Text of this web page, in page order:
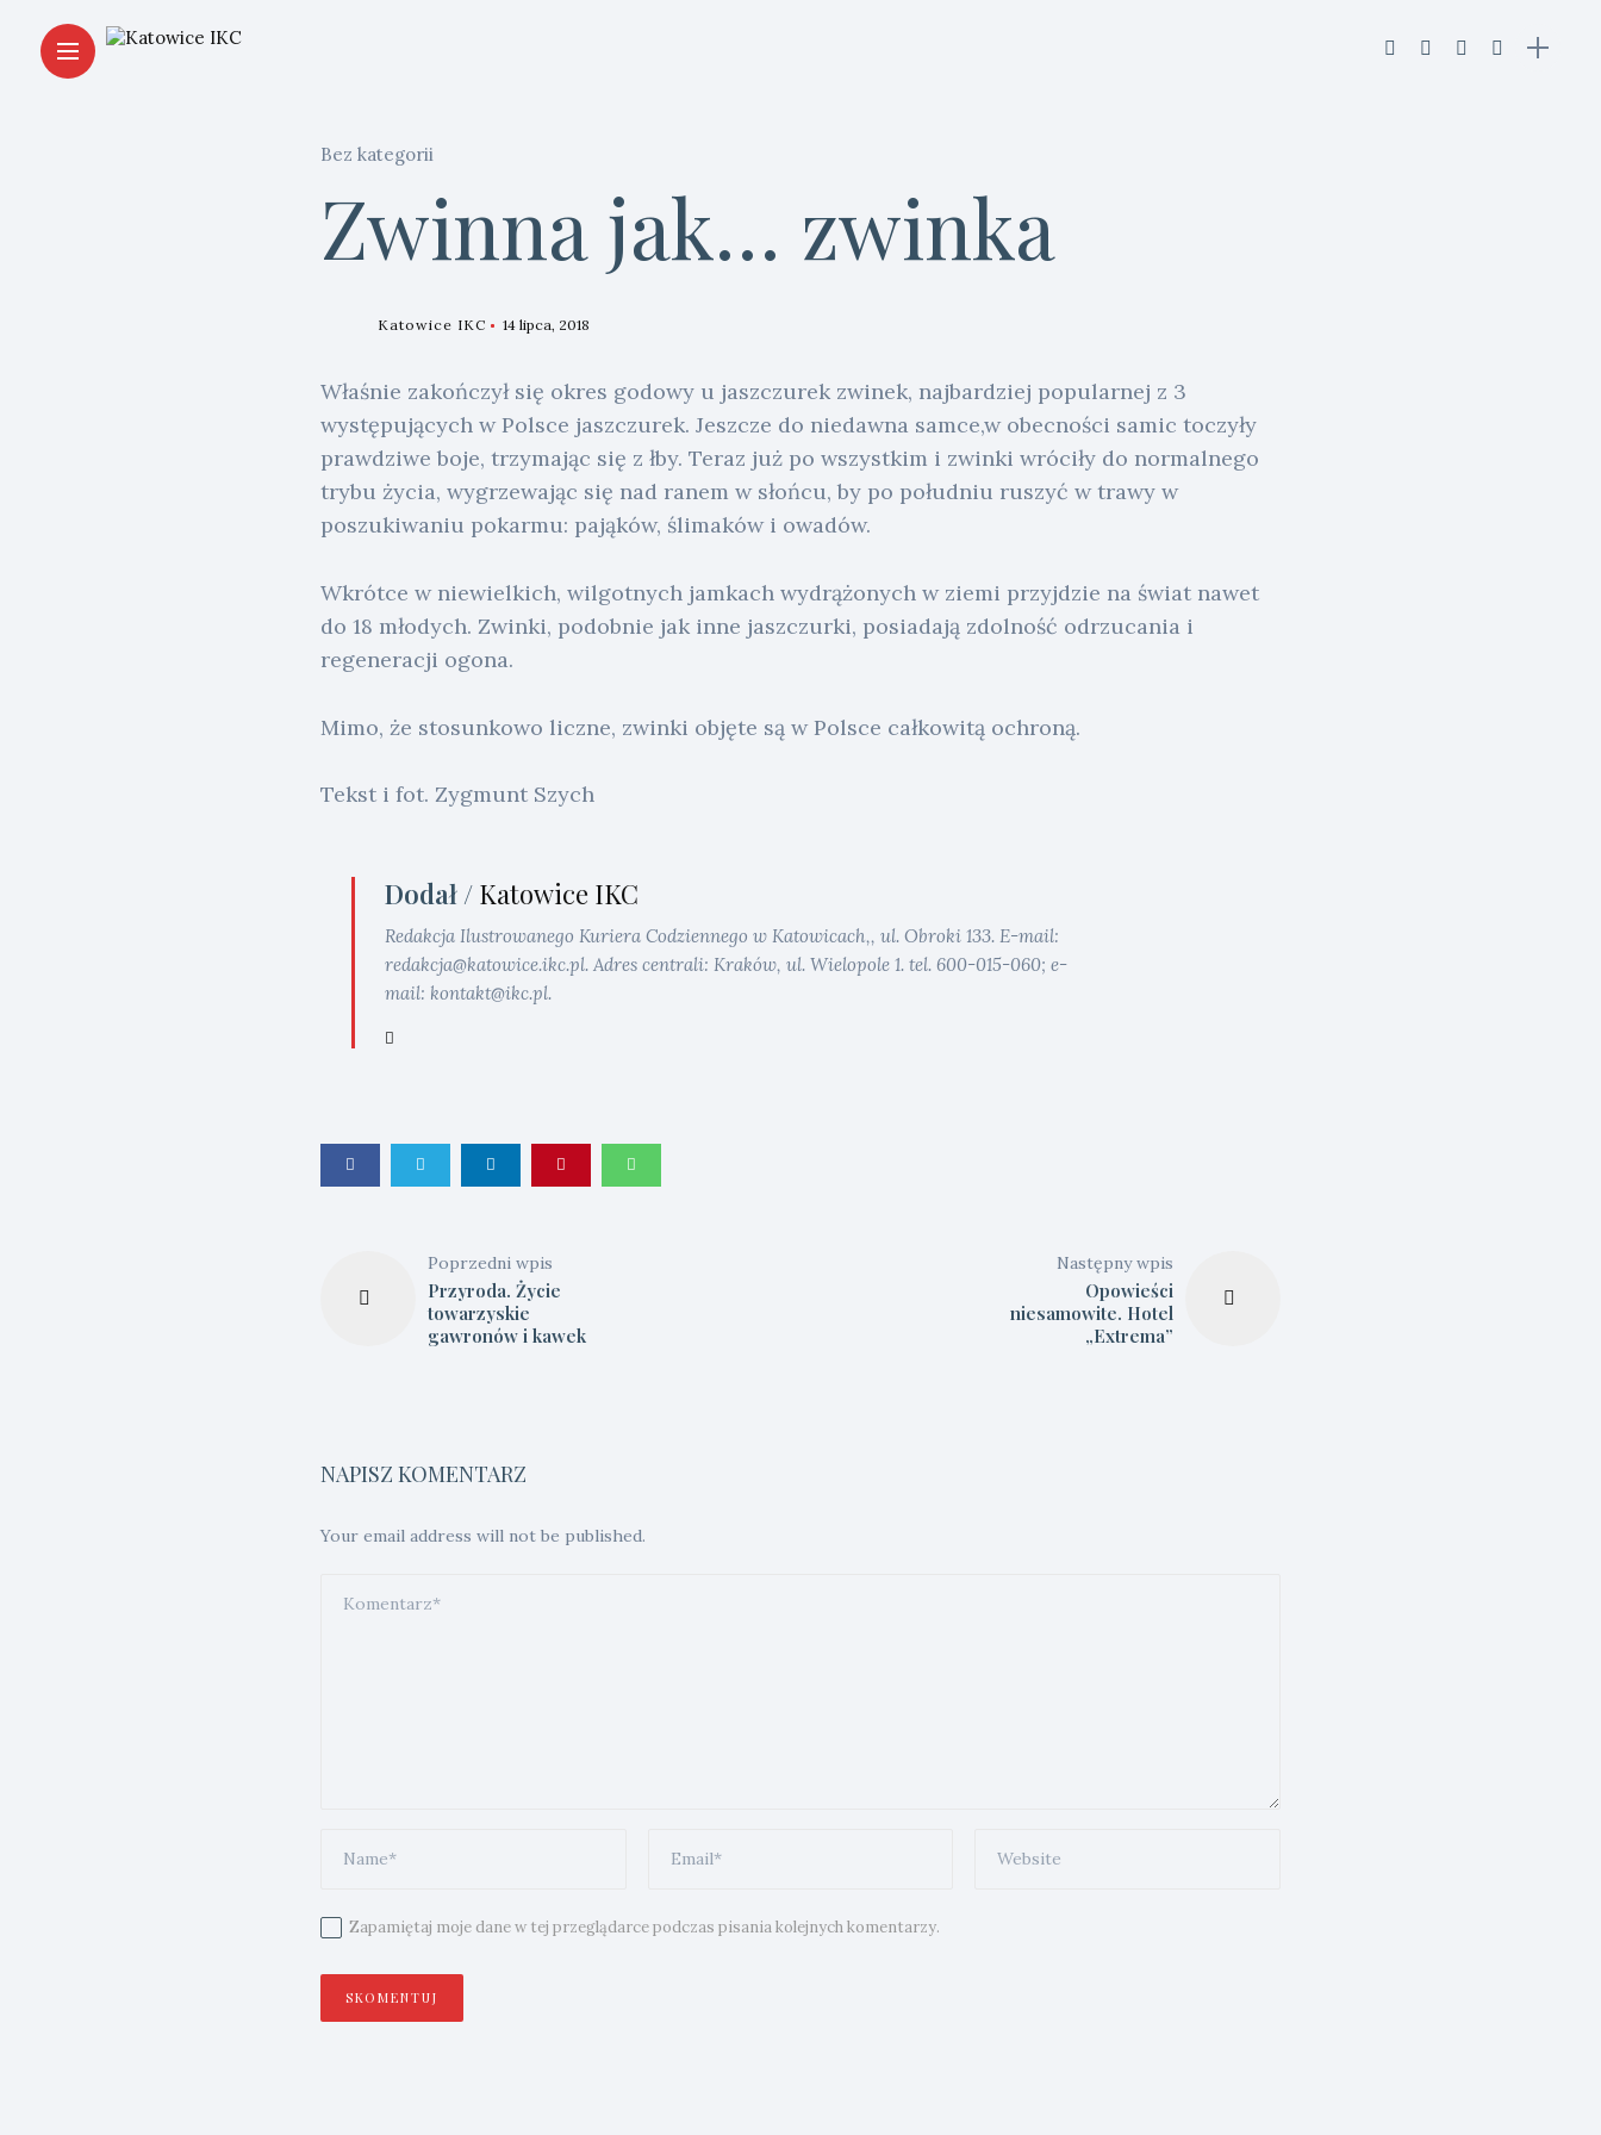
Bez kategorii
Zwinna jak… zwinka
Katowice IKC 14 lipca, 2018
Właśnie zakończył się okres godowy u jaszczurek zwinek, najbardziej popularnej z 3
występujących w Polsce jaszczurek. Jeszcze do niedawna samce,w obecności samic toczyły
prawdziwe boje, trzymając się z łby. Teraz już po wszystkim i zwinki wróciły do normalnego
trybu życia, wygrzewając się nad ranem w słońcu, by po południu ruszyć w trawy w
poszukiwaniu pokarmu: pająków, ślimaków i owadów.
Wkrótce w niewielkich, wilgotnych jamkach wydrążonych w ziemi przyjdzie na świat nawet
do 18 młodych. Zwinki, podobnie jak inne jaszczurki, posiadają zdolność odrzucania i
regeneracji ogona.
Mimo, że stosunkowo liczne, zwinki objęte są w Polsce całkowitą ochroną.
Tekst i fot. Zygmunt Szych
Dodał / Katowice IKC
Redakcja Ilustrowanego Kuriera Codziennego w Katowicach,, ul. Obroki 133. E-mail:
redakcja@katowice.ikc.pl. Adres centrali: Kraków, ul. Wielopole 1. tel. 600-015-060; e-
mail: kontakt@ikc.pl.
Poprzedni wpis
Przyroda. Życie
towarzyskie
gawronów i kawek
Następny wpis
Opowieści
niesamowite. Hotel
„Extrema”
NAPISZ KOMENTARZ
Your email address will not be published.
Zapamiętaj moje dane w tej przeglądarce podczas pisania kolejnych komentarzy.